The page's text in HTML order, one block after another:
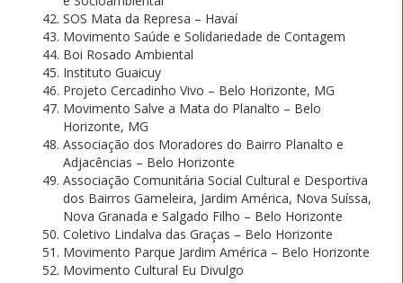
SOS Mata da Represa – Havaí
Movimento Saúde e Solidariedade de Contagem
Boi Rosado Ambiental
Instituto Guaicuy
Projeto Cercadinho Vivo – Belo Horizonte, MG
Movimento Salve a Mata do Planalto – Belo
Horizonte, MG
Associação dos Moradores do Bairro Planalto e
Adjacências – Belo Horizonte
Associação Comunitária Social Cultural e Desportiva
dos Bairros Gameleira, Jardim América, Nova Suíssa,
Nova Granada e Salgado Filho – Belo Horizonte
Coletivo Lindalva das Graças – Belo Horizonte
Movimento Parque Jardim América – Belo Horizonte
Movimento Cultural Eu Divulgo